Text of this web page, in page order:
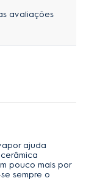
avaliações
ajuda
pouco mais por
sempre o